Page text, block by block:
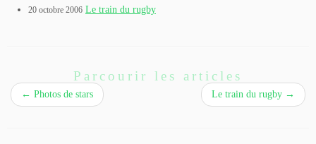
20 octobre 2006 Le train du rugby
Parcourir les articles
← Photos de stars Le train du rugby →